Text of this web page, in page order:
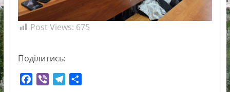
Post Views: 675
Поділитись: